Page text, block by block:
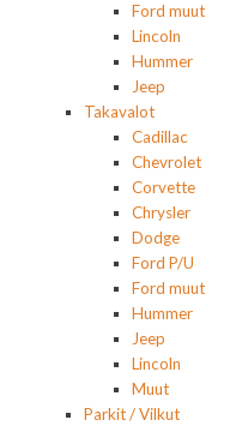
Ford muut
Lincoln
Hummer
Jeep
Takavalot
Cadillac
Chevrolet
Corvette
Chrysler
Dodge
Ford P/U
Ford muut
Hummer
Jeep
Lincoln
Muut
Parkit / Vilkut